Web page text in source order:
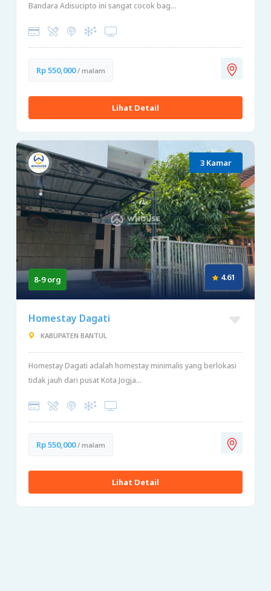
Bandara Adisucipto ini sangat cocok bag...
Rp 550,000/ malam
Lihat Detail
3 Kamar
8-9 org 4.61
Homestay Dagati
KABUPATEN BANTUL
Homestay Dagati adalah homestay minimalis yang berlokasi
tidak jauh dari pusat Kota Jogja...
Rp 550,000/ malam
Lihat Detail